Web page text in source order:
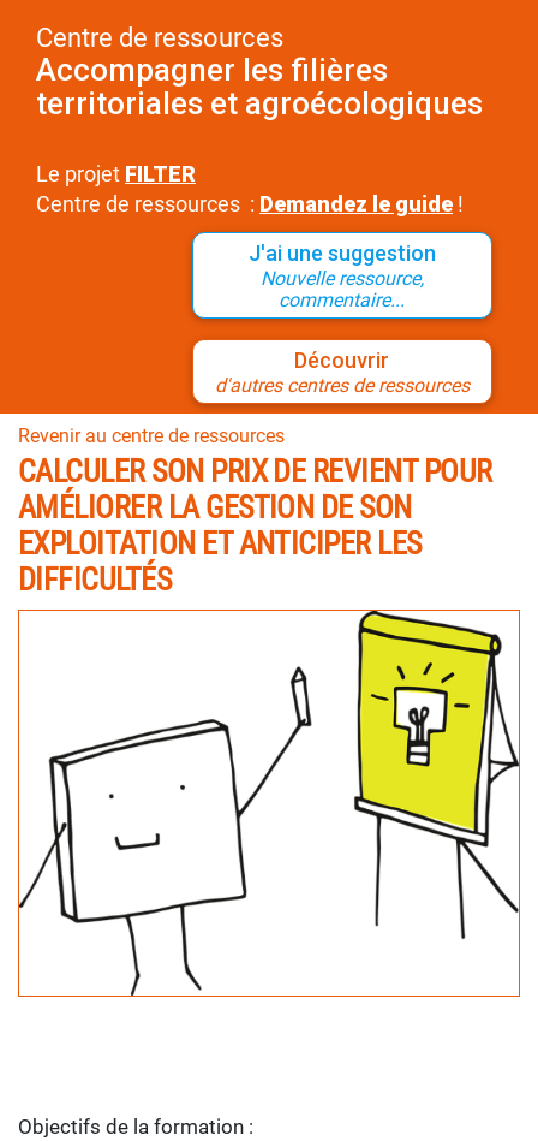
Centre de ressources
Accompagner les filières
territoriales et agroécologiques
Le projet FILTER
Centre de ressources : Demandez le guide !
J'ai une suggestion
Nouvelle ressource,
commentaire...
Découvrir
d'autres centres de ressources
Revenir au centre de ressources
CALCULER SON PRIX DE REVIENT POUR
AMÉLIORER LA GESTION DE SON
EXPLOITATION ET ANTICIPER LES
DIFFICULTÉS
Objectifs de la formation :